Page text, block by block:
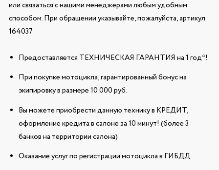
или связаться с нашими менеджерами любым удобным
способом. При обращении указывайте, пожалуйста, артикул
164037
Предоставляется ТЕХНИЧЕСКАЯ ГАРАНТИЯ на 1 год*!
При покупке мотоцикла, гарантированный бонус на
экипировку в размере 10 000 руб.
Вы можете приобрести данную технику в КРЕДИТ,
оформление кредита в салоне за 10 минут! (более 3
банков на территории салона)
Оказание услуг по регистрации мотоцикла в ГИБДД